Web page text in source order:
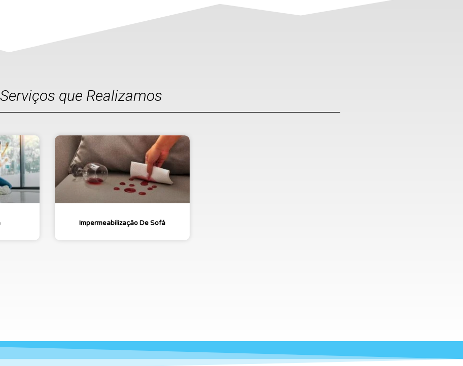
que Realizamos
Impermeabilização De Sofá